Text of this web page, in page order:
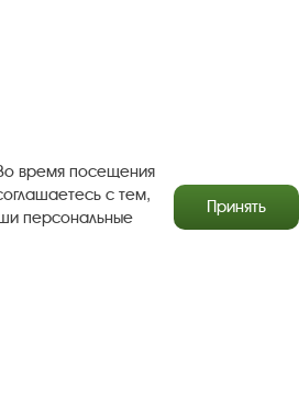
деятельность
время посещения
с тем,
персональные
Принять